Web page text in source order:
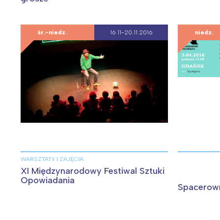
śr.-niedz. 16.11-20.11.2016
WARSZTATY I ZAJĘCIA
XI Międzynarodowy Festiwal Sztuki
Opowiadania
niedz.